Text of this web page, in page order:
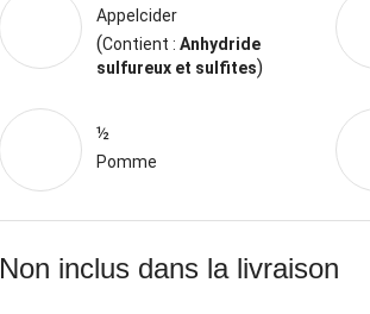
Appelcider
(Contient : Anhydride
sulfureux et sulfites)
½
Pomme
Non inclus dans la livraison